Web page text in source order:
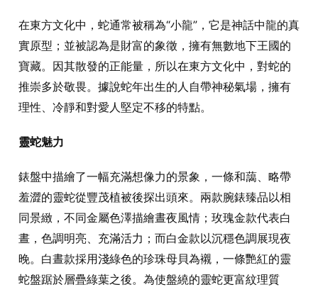
在東方文化中，蛇通常被稱為“小龍”，它是神話中龍的真
實原型；並被認為是財富的象徵，擁有無數地下王國的
寶藏。因其散發的正能量，所以在東方文化中，對蛇的
推崇多於敬畏。據說蛇年出生的人自帶神秘氣場，擁有
理性、冷靜和對愛人堅定不移的特點。
靈蛇魅力
錶盤中描繪了一幅充滿想像力的景象，一條和藹、略帶
羞澀的靈蛇從豐茂植被後探出頭來。兩款腕錶臻品以相
同景緻，不同金屬色澤描繪晝夜風情；玫瑰金款代表白
晝，色調明亮、充滿活力；而白金款以沉穩色調展現夜
晚。白晝款採用淺綠色的珍珠母貝為襯，一條艷紅的靈
蛇盤踞於層疊綠葉之後。為使盤繞的靈蛇更富紋理質